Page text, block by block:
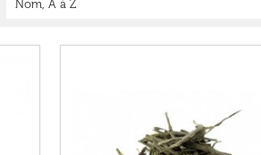
Nom, A à Z